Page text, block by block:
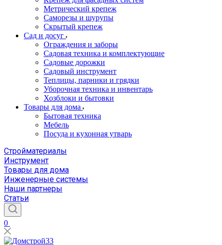
Метрический крепеж
Саморезы и шурупы
Скрытый крепеж
Сад и досуг
Ограждения и заборы
Садовая техника и комплектующие
Садовые дорожки
Садовый инструмент
Теплицы, парники и грядки
Уборочная техника и инвентарь
Хозблоки и бытовки
Товары для дома
Бытовая техника
Мебель
Посуда и кухонная утварь
Стройматериалы
Инструмент
Товары для дома
Инженерные системы
Наши партнеры
Статьи
0